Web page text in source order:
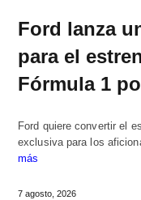
Ford lanza
para el
Fórmula 1
Ford quiere convertir el
exclusiva para los
más
7 agosto, 2026